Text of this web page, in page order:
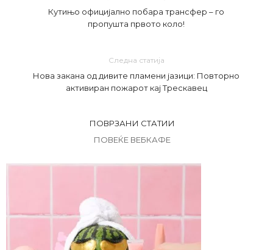
Кутињо официјално побара трансфер – го
пропушта првото коло!
Следна статија
Нова закана од дивите пламени јазици: Повторно
активиран пожарот кај Трескавец
ПОВРЗАНИ СТАТИИ
ПОВЕЌЕ ВЕБКАФЕ